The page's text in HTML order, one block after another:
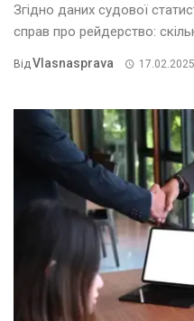
Згідно даних судової
справ про рейдерство:
ВідVlasnasprava 17.02.2025